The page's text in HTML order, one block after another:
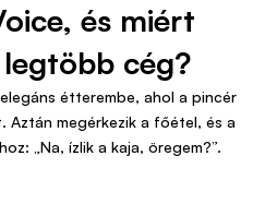
és miért
cég?
étterembe, ahol a pincér
Aztán megérkezik a főétel, és a
„Na, ízlik a kaja, öregem?”.